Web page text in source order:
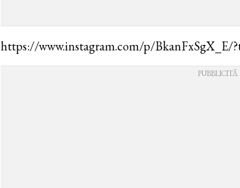
https://www.instagram.com/p/BkanFxSgX_E/